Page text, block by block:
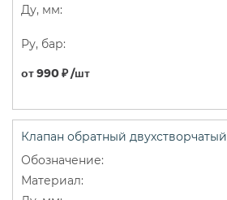
от 990 ₽ /шт
Клапан обратный двухстворчатый